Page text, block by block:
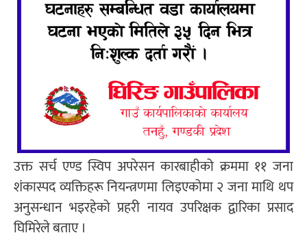
उक्त सर्च एण्ड स्विप अपरेसन कारबाहीको क्रममा ११ जना
शंकास्पद व्यक्तिहरू नियन्त्रणमा लिइएकोमा २ जना माथि थप
अनुसन्धान भइरहेको प्रहरी नायव उपरिक्षक द्वारिका प्रसाद
घिमिरेले बताए ।